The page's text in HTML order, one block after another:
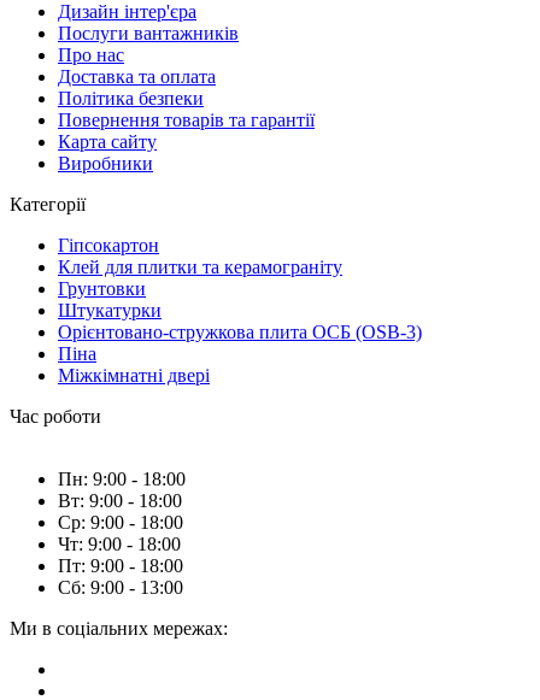
Дизайн інтер'єра
Послуги вантажників
Про нас
Доставка та оплата
Політика безпеки
Повернення товарів та гарантії
Карта сайту
Виробники
Категорії
Гіпсокартон
Клей для плитки та керамограніту
Грунтовки
Штукатурки
Орієнтовано-стружкова плита ОСБ (OSB-3)
Піна
Міжкімнатні двері
Час роботи
Пн: 9:00 - 18:00
Вт: 9:00 - 18:00
Ср: 9:00 - 18:00
Чт: 9:00 - 18:00
Пт: 9:00 - 18:00
Сб: 9:00 - 13:00
Ми в соціальних мережах: